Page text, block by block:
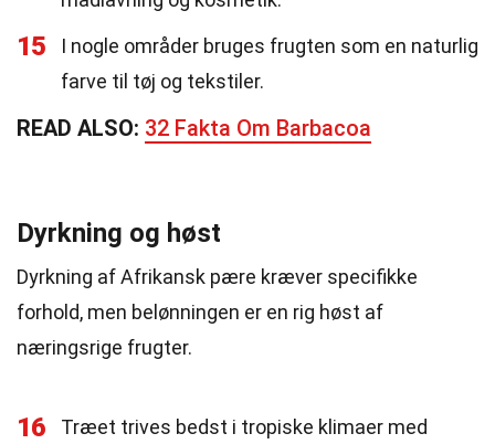
15
I nogle områder bruges frugten som en naturlig
farve til tøj og tekstiler.
READ ALSO: 32 Fakta Om Barbacoa
Dyrkning og høst
Dyrkning af Afrikansk pære kræver specifikke
forhold, men belønningen er en rig høst af
næringsrige frugter.
16
Træet trives bedst i tropiske klimaer med